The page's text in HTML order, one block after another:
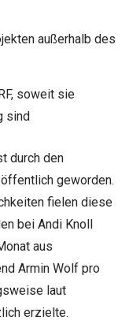
außerhalb des
soweit sie
sind
durch den
geworden.
fielen diese
bei Andi Knoll
aus
Armin Wolf pro
laut
erzielte.